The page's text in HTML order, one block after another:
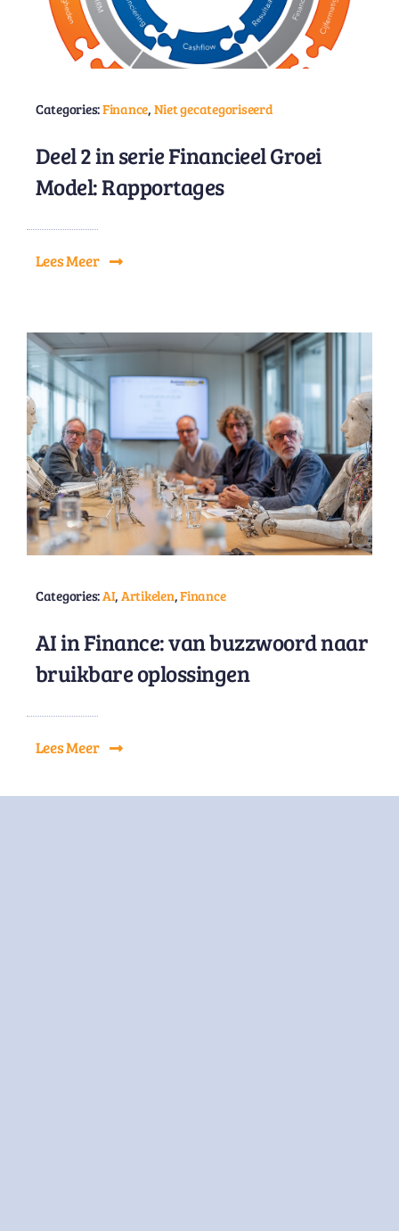
Categories:Finance, Niet gecategoriseerd
Deel 2 in serie Financieel Groei
Model: Rapportages
Lees Meer
Categories:AI, Artikelen,Finance
AI in Finance: van buzzwoord naar
bruikbare oplossingen
Lees Meer